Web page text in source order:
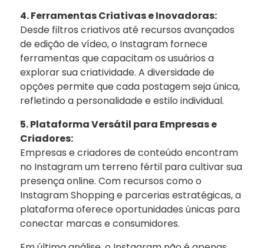
4. Ferramentas Criativas e Inovadoras:
Desde filtros criativos até recursos avançados
de edição de vídeo, o Instagram fornece
ferramentas que capacitam os usuários a
explorar sua criatividade. A diversidade de
opções permite que cada postagem seja única,
refletindo a personalidade e estilo individual.
5. Plataforma Versátil para Empresas e
Criadores:
Empresas e criadores de conteúdo encontram
no Instagram um terreno fértil para cultivar sua
presença online. Com recursos como o
Instagram Shopping e parcerias estratégicas, a
plataforma oferece oportunidades únicas para
conectar marcas e consumidores.